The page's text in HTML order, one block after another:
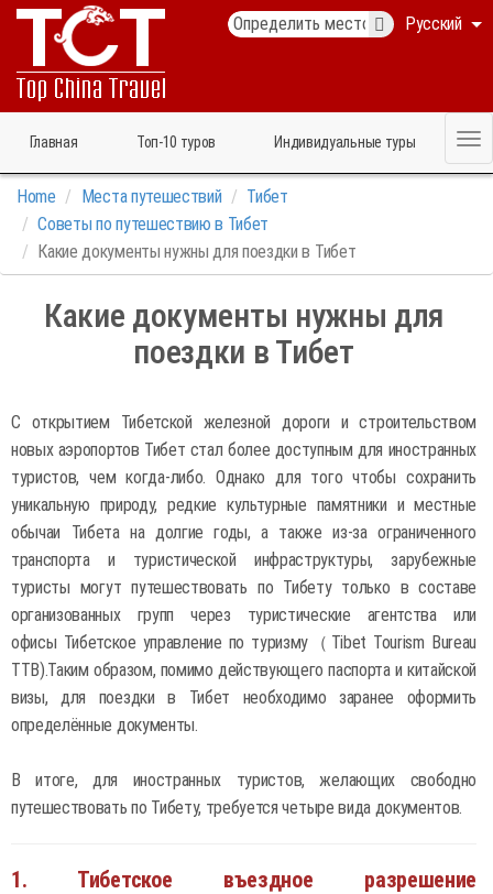
Русский
Главная Топ‑10 туров Индивидуальные туры
Home Места путешествий
Тибет
Советы по путешествию в Тибет
Какие документы нужны для поездки в Тибет
Какие документы нужны для
поездки в Тибет
С открытием Тибетской железной дороги и строительством
новых аэропортов Тибет стал более доступным для иностранных
туристов, чем когда-либо. Однако для того чтобы сохранить
уникальную природу, редкие культурные памятники и местные
обычаи Тибета на долгие годы, а также из-за ограниченного
транспорта и туристической инфраструктуры, зарубежные
туристы могут путешествовать по Тибету только в составе
организованных групп через туристические агентства или
офисы Тибетское управление по туризму（Tibet Tourism Bureau
TTB).Таким образом, помимо действующего паспорта и китайской
визы, для поездки в Тибет необходимо заранее оформить
определённые документы.
В итоге, для иностранных туристов, желающих свободно
путешествовать по Тибету, требуется четыре вида документов.
1. Тибетское въездное разрешение